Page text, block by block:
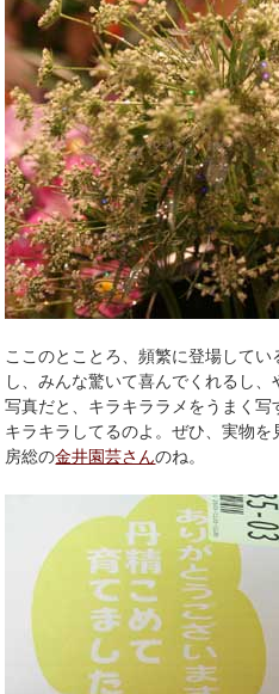
ここのとことろ、頻繁に登場して
し、みんな驚いて喜んでくれるし、
写真だと、キラキララメをうまく写
キラキラしてるのよ。ぜひ、実物を
房総の金井園芸さんのね。